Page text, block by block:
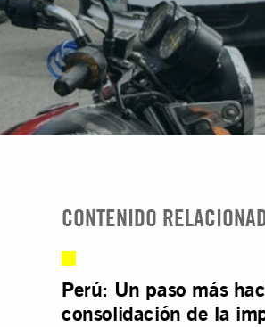
CONTENIDO
Perú: Un paso más
consolidación de la